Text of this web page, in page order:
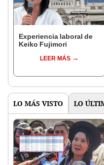
Experiencia laboral de
Keiko Fujimori
LEER MÁS
LO MÁS VISTO LO